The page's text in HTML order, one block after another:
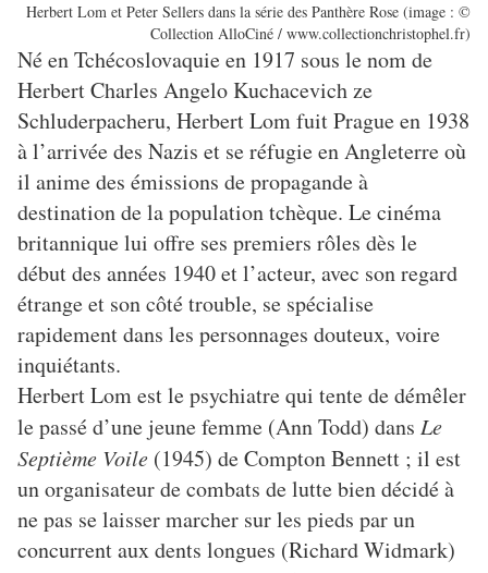
Herbert Lom et Peter Sellers dans la série des Panthère Rose (image : ©
Collection AlloCiné / www.collectionchristophel.fr)
Né en Tchécoslovaquie en 1917 sous le nom de
Herbert Charles Angelo Kuchacevich ze
Schluderpacheru, Herbert Lom fuit Prague en 1938
à l’arrivée des Nazis et se réfugie en Angleterre où
il anime des émissions de propagande à
destination de la population tchèque. Le cinéma
britannique lui offre ses premiers rôles dès le
début des années 1940 et l’acteur, avec son regard
étrange et son côté trouble, se spécialise
rapidement dans les personnages douteux, voire
inquiétants.
Herbert Lom est le psychiatre qui tente de démêler
le passé d’une jeune femme (Ann Todd) dans Le
Septième Voile (1945) de Compton Bennett ; il est
un organisateur de combats de lutte bien décidé à
ne pas se laisser marcher sur les pieds par un
concurrent aux dents longues (Richard Widmark)